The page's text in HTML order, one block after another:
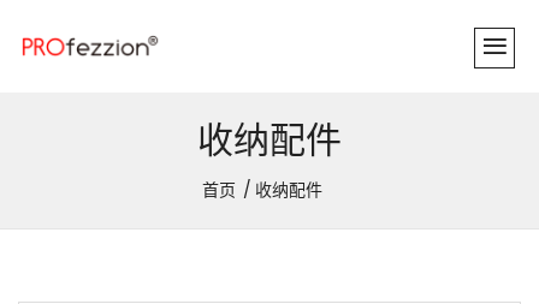
收纳配件
首页 收纳配件